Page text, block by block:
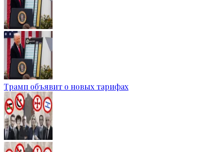
Трамп объявит о новых тарифах